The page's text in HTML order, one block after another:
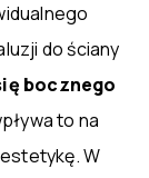
do ściany
bocznego
to na
W